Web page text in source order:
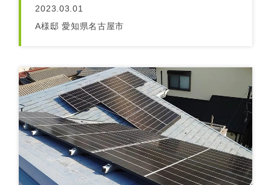
2023.03.01
A様邸 愛知県名古屋市